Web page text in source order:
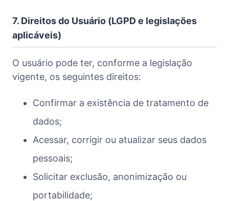
7. Direitos do Usuário (LGPD e legislações
aplicáveis)
O usuário pode ter, conforme a legislação
vigente, os seguintes direitos:
Confirmar a existência de tratamento de
dados;
Acessar, corrigir ou atualizar seus dados
pessoais;
Solicitar exclusão, anonimização ou
portabilidade;